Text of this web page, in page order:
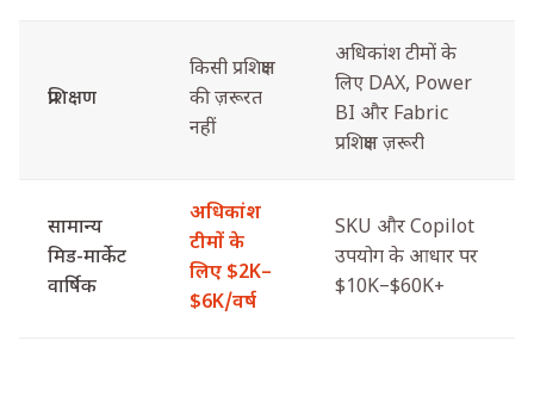
प्रशिक्षण
किसी प्रशिक्षण
की ज़रूरत
नहीं
अधिकांश टीमों के
लिए DAX, Power
BI और Fabric
प्रशिक्षण ज़रूरी
सामान्य
मिड-मार्केट
वार्षिक
अधिकांश
टीमों के
लिए $2K–
$6K/वर्ष
SKU और Copilot
उपयोग के आधार पर
$10K–$60K+